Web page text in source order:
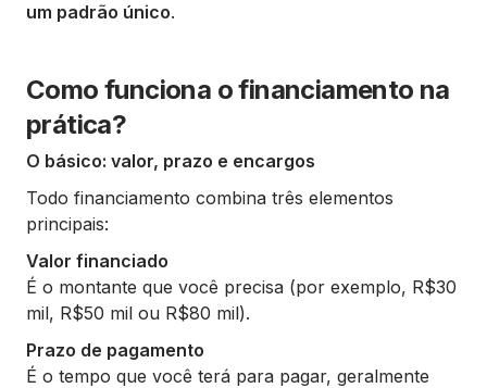
um padrão único.
Como funciona o financiamento na
prática?
O básico: valor, prazo e encargos
Todo financiamento combina três elementos
principais:
Valor financiado
É o montante que você precisa (por exemplo, R$30
mil, R$50 mil ou R$80 mil).
Prazo de pagamento
É o tempo que você terá para pagar, geralmente